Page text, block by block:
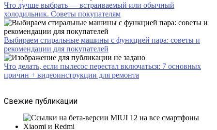
Что лучше выбрать — встраиваемый или обычный
холодильник. Советы покупателям
Выбираем стиральные машины с функцией пара: советы и
рекомендации для покупателей
Что делать, если пылесос перестал включаться: 7 основных
причин + видеоинструкции для ремонта
Свежие публикации